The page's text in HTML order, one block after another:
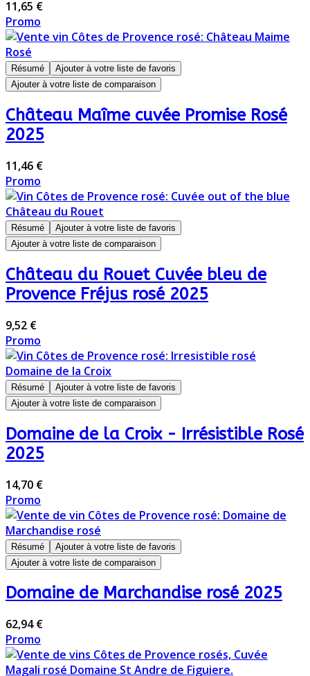
11,65 €
Promo
Résumé
Ajouter à votre liste de favoris
Ajouter à votre liste de comparaison
Château Maîme cuvée Promise Rosé
2025
11,46 €
Promo
Résumé
Ajouter à votre liste de favoris
Ajouter à votre liste de comparaison
Château du Rouet Cuvée bleu de
Provence Fréjus rosé 2025
9,52 €
Promo
Résumé
Ajouter à votre liste de favoris
Ajouter à votre liste de comparaison
Domaine de la Croix - Irrésistible Rosé
2025
14,70 €
Promo
Résumé
Ajouter à votre liste de favoris
Ajouter à votre liste de comparaison
Domaine de Marchandise rosé 2025
62,94 €
Promo